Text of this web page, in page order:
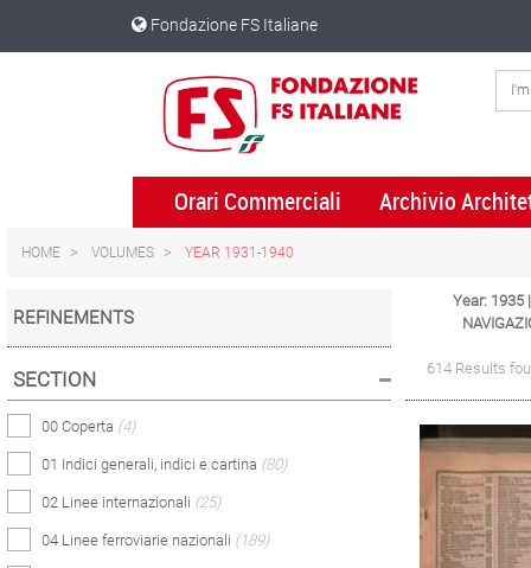
content
navigation
Fondazione FS Italiane
Orari Commerciali Archivio
HOME VOLUMES YEAR 1931-1940
REFINEMENTS
SECTION
00 Coperta (4)
01 Indici generali, indici e cartina (80)
02 Linee internazionali (25)
04 Linee ferroviarie nazionali (189)
Year: 1935
614 Results